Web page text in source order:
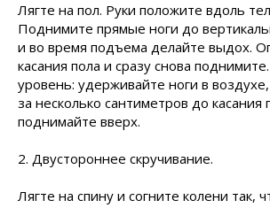
Лягте на пол. Руки положите вдоль
Поднимите прямые ноги до
и во время подъема делайте выдох.
касания пола и сразу снова
уровень: удерживайте ноги в
за несколько сантиметров до касания
поднимайте вверх.
2. Двустороннее скручивание.
Лягте на спину и согните колени так,